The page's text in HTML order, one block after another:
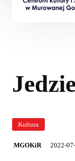
Kultura
MGOKiR 2022-